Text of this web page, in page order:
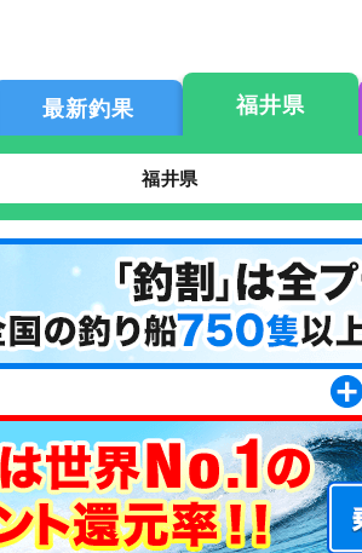
最新釣果 福井県
福井県